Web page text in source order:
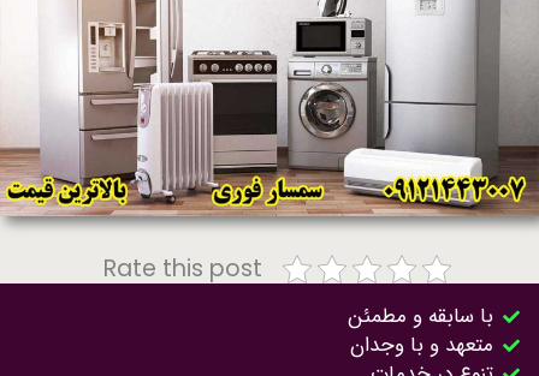
Rate this post
با سابقه و مطمئن
متعهد و با وجدان